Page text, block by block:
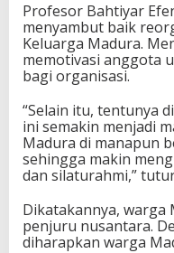
Profesor Bahtiyar
menyambut baik
Keluarga Madura.
memotivasi anggota
bagi organisasi.
“Selain itu, tentunya
ini semakin menjadi
Madura di manapun
sehingga makin
dan silaturahmi,”
Dikatakannya, warga
penjuru nusantara.
diharapkan warga